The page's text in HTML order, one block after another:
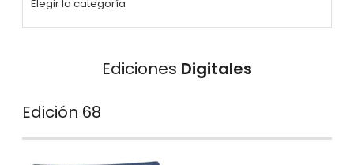
Ediciones Digitales
Edición 68